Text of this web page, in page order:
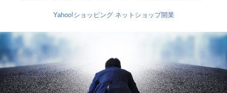
Yahoo!ショッピング ネットショップ開業